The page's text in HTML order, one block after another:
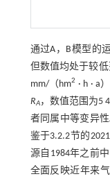
通过A，B模型的
但数值均处于较
mm/（hm2 · h · a
RA，数值范围为5
者同属中等变异
鉴于3.2.2节的
源自1984年之前
全面反映近年来